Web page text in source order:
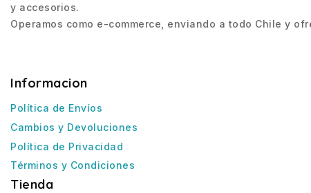
y accesorios.
Operamos como e-commerce, enviando a todo Chile y
Informacion
Política de Envíos
Cambios y Devoluciones
Política de Privacidad
Términos y Condiciones
Tienda